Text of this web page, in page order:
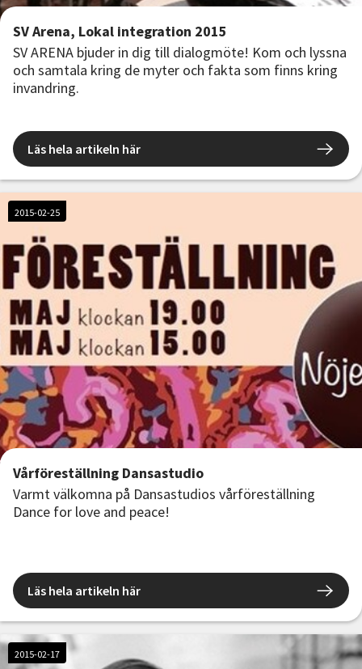
SV Arena, Lokal integration 2015
SV ARENA bjuder in dig till dialogmöte! Kom och lyssna
och samtala kring de myter och fakta som finns kring
invandring.
Läs hela artikeln här
2015-02-25
Vårföreställning Dansastudio
Varmt välkomna på Dansastudios vårföreställning
Dance for love and peace!
Läs hela artikeln här
2015-02-17